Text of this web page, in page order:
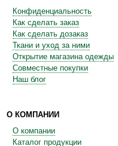
Конфиденциальность
Как сделать заказ
Как сделать дозаказ
Ткани и уход за ними
Открытие магазина одежды
Совместные покупки
Наш блог
О КОМПАНИИ
О компании
Каталог продукции